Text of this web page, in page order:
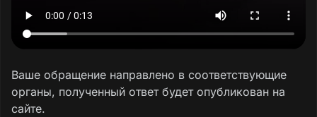
Ваше обращение направлено в соответствующие
органы, полученный ответ будет опубликован на
сайте.